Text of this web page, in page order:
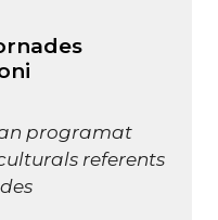
programat
referents